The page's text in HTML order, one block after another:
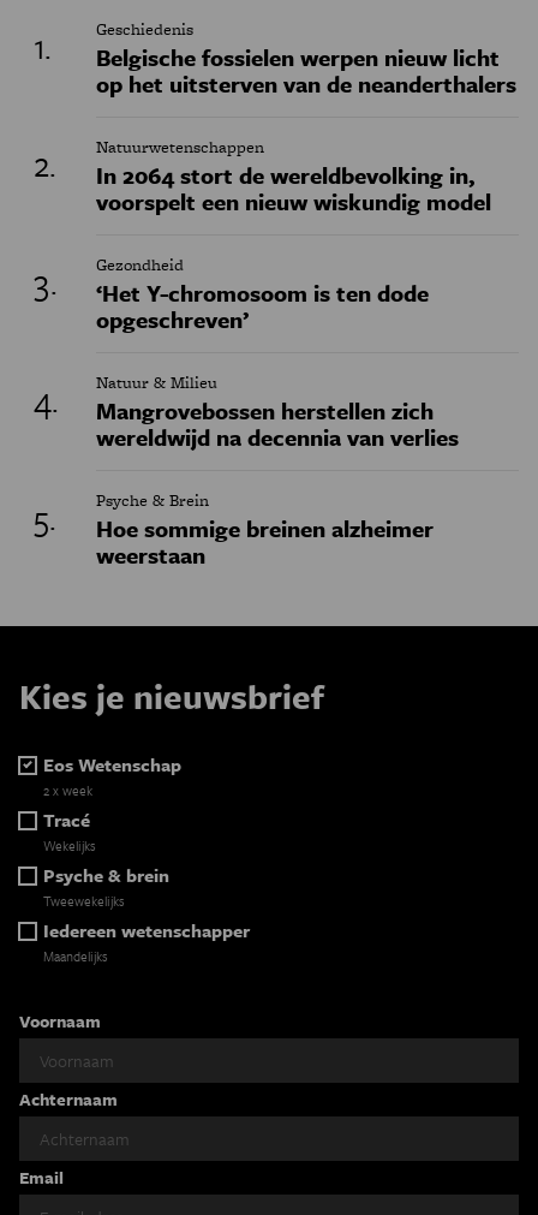
Geschiedenis
Belgische fossielen werpen nieuw licht
op het uitsterven van de neanderthalers
Natuurwetenschappen
In 2064 stort de wereldbevolking in,
voorspelt een nieuw wiskundig model
Gezondheid
‘Het Y-chromosoom is ten dode
opgeschreven’
Natuur & Milieu
Mangrovebossen herstellen zich
wereldwijd na decennia van verlies
Psyche & Brein
Hoe sommige breinen alzheimer
weerstaan
Kies je nieuwsbrief
Eos Wetenschap
2 x week
Tracé
Wekelijks
Psyche & brein
Tweewekelijks
Iedereen wetenschapper
Maandelijks
Voornaam
Achternaam
Email